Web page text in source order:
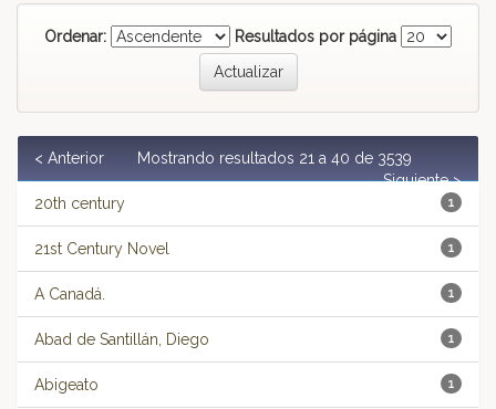
Ordenar: Resultados por página
Mostrando resultados 21 a 40 de 3539
< Anterior
Siguiente >
20th century
1
21st Century Novel 1
A Canadá. 1
Abad de Santillán, Diego 1
Abigeato 1